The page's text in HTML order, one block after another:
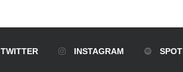
TWITTER INSTAGRAM